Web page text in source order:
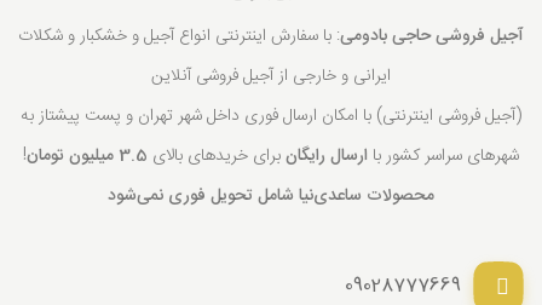
آجیل فروشی حاجی بادومی: با سفارش اینترنتی انواع آجیل و خشکبار و شکلات
ایرانی و خارجی از آجیل فروشی آنلاین
(آجیل فروشی اینترنتی) با امکان ارسال فوری داخل شهر تهران و پست پیشتاز به
شهرهای سراسر کشور با ارسال رایگانبرای خریدهای بالای 3.5 میلیون تومان
!
محصولات ساعدی‌نیا شامل تحویل فوری نمی‌شود
09028777669